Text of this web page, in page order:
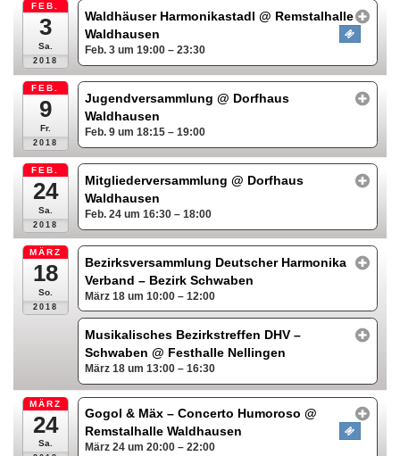
FEB.
3
Sa.
2018
Waldhäuser Harmonikastadl@ Remstalhalle
Waldhausen
Feb. 3 um 19:00 – 23:30
FEB.
9
Fr.
2018
Jugendversammlung@ Dorfhaus
Waldhausen
Feb. 9 um 18:15 – 19:00
FEB.
24
Sa.
2018
Mitgliederversammlung@ Dorfhaus
Waldhausen
Feb. 24 um 16:30 – 18:00
MÄRZ
18
So.
2018
Bezirksversammlung Deutscher Harmonika
Verband – Bezirk Schwaben
März 18 um 10:00 – 12:00
Musikalisches Bezirkstreffen DHV –
Schwaben@ Festhalle Nellingen
März 18 um 13:00 – 16:30
MÄRZ
24
Sa.
Gogol & Mäx – Concerto Humoroso@
Remstalhalle Waldhausen
März 24 um 20:00 – 22:00